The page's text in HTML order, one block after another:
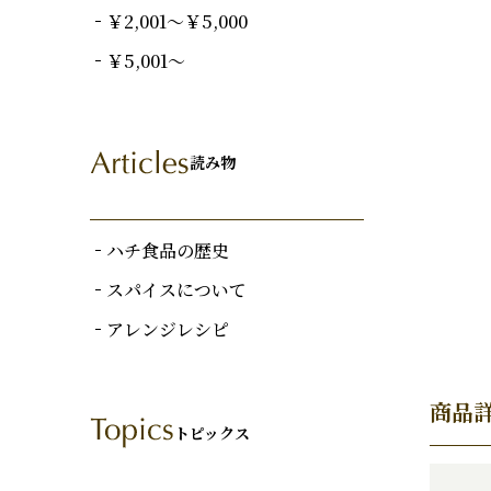
￥2,001～￥5,000
￥5,001～
読み物
ハチ食品の歴史
スパイスについて
アレンジレシピ
トピックス
商品